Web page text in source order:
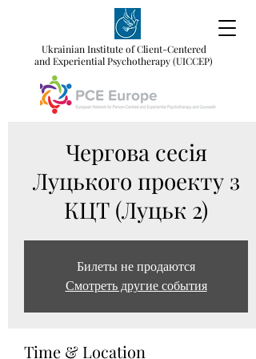
Ukrainian Institute of Client-Centered
and Experiential Psychotherapy (UICCEP)
Чергова сесія
Луцького проекту з
КЦТ (Луцьк 2)
Билеты не продаются
Смотреть другие события
Time & Location